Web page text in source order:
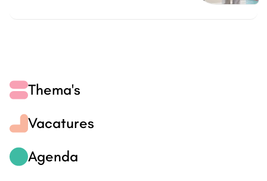
Thema's
Vacatures
Agenda